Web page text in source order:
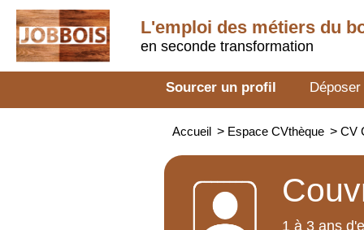
L'emploi des métiers du
en seconde transformation
Sourcer un profil
Accueil > Espace CVthèque > CV
1 à 3 ans